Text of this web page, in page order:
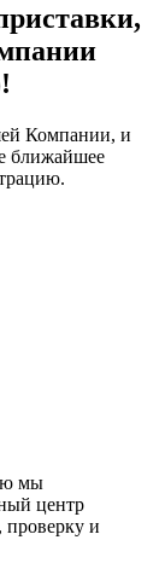
Компании, и
ближайшее
мы
центр
проверку и